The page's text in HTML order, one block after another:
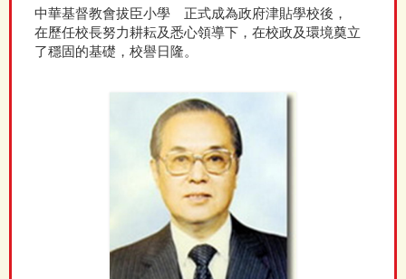
中華基督教會拔臣小學 正式成為政府津貼學校後，
在歷任校長努力耕耘及悉心領導下，在校政及環境奠立
了穩固的基礎，校譽日隆。